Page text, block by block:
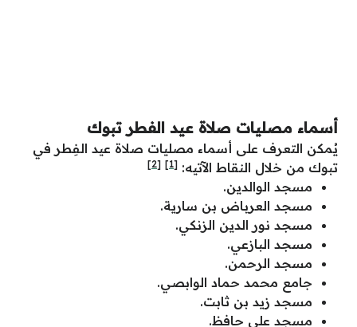
أسماء مصليات صلاة عيد الفطر تبوك
يُمكن التعرف على أسماء مصليات صلاة عيد الفِطر في
تبوك من خلال النقاط الآتيه: [1]
[2]
مسجد الوالدين.
مسجد العرباض بن سارية.
مسجد نور الدين الزنكي.
مسجد البازعي.
مسجد الرحمن.
جامع محمد حماد الوابصي.
مسجد زيد بن ثابت.
مسجد علي حافظ.